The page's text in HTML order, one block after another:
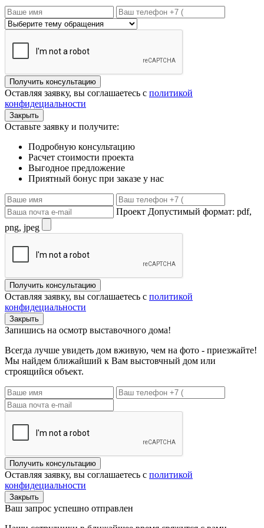
Получить консультацию
Оставляя заявку, вы соглашаетесь с политикой
конфидециальности
Закрыть
Оставьте заявку и получите:
Подробную консультацию
Расчет стоимости проекта
Выгодное предложение
Приятный бонус при заказе у нас
Проект Допустимый формат: pdf,
png, jpeg
Получить консультацию
Оставляя заявку, вы соглашаетесь с политикой
конфидециальности
Закрыть
Запишись на осмотр выставочного дома!
Всегда лучше увидеть дом вживую, чем на фото - приезжайте!
Мы найдем ближайший к Вам выстовчный дом или
строящийся объект.
Получить консультацию
Оставляя заявку, вы соглашаетесь с политикой
конфидециальности
Закрыть
Ваш запрос успешно отправлен